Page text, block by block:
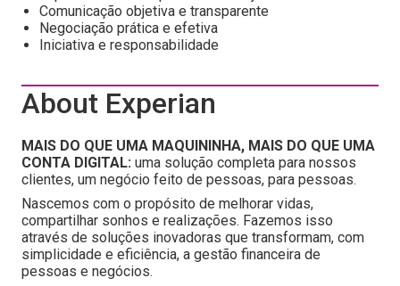
Comunicação objetiva e transparente
Negociação prática e efetiva
Iniciativa e responsabilidade
About Experian
MAIS DO QUE UMA MAQUININHA, MAIS DO QUE UMA
CONTA DIGITAL: uma solução completa para nossos
clientes, um negócio feito de pessoas, para pessoas.
Nascemos com o propósito de melhorar vidas,
compartilhar sonhos e realizações. Fazemos isso
através de soluções inovadoras que transformam, com
simplicidade e eficiência, a gestão financeira de
pessoas e negócios.